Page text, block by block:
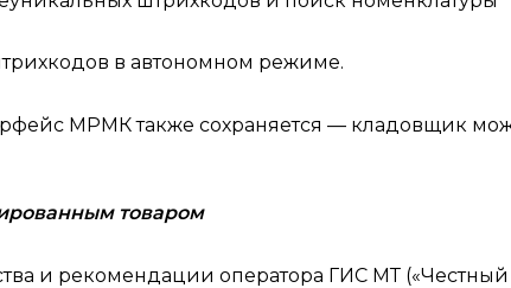
в автономном режиме.
МРМК также сохраняется — кладовщик
товаром
и рекомендации оператора ГИС МТ («Честный